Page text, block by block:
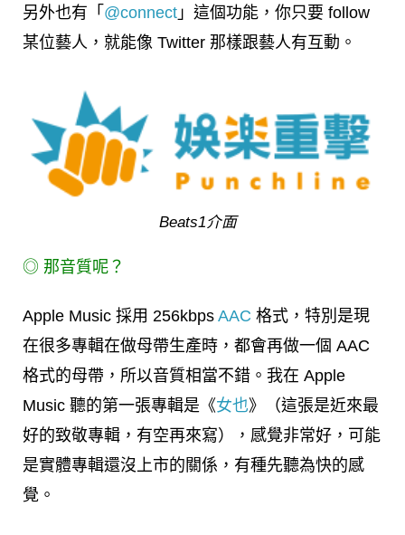
另外也有「 @connect 」這個功能，你只要 follow
某位藝人，就能像 Twitter 那樣跟藝人有互動。
Beats1介面
◎ 那音質呢？
Apple Music 採用 256kbps AAC 格式，特別是現
在很多專輯在做母帶生產時，都會再做一個 AAC
格式的母帶，所以音質相當不錯。我在 Apple
Music 聽的第一張專輯是《女也》（這張是近來最
好的致敬專輯，有空再來寫），感覺非常好，可能
是實體專輯還沒上市的關係，有種先聽為快的感
覺。